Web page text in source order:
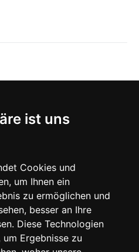
ist uns
Cookies und
um Ihnen ein
zu ermöglichen und
besser an Ihre
Diese Technologien
Ergebnisse zu